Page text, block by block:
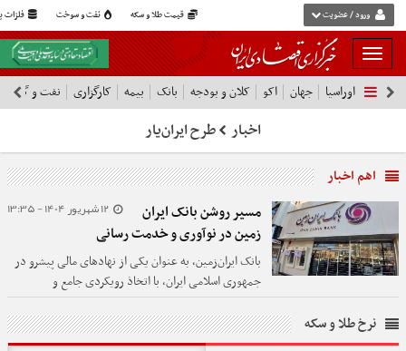
قیمت طلا و سکه نفت و سوخت فلزات ورود / عضویت
بار
و
بسته
نمودن
اوراسیا جهان اکو کلان و بودجه بانک بیمه کارگزاری نفت و گاز
اخبار طرح ایران‌یار
اهم اخبار
12 شهریور 1404 - 13:35
مسیر روشن بانک ایران‌
زمین در نوآوری و خدمت رسانی
بانک ایران‌زمین، به عنوان یکی از نهادهای مالی پیشرو در
جمهوری اسلامی ایران، با اتخاذ رویکردی جامع و
چندوجهی، مسیری روشن را در راستای نوآوری، توسعه
پایدار و خدمت‌رسانی بی‌وقفه به آحاد جامعه ترسیم نموده
است.
نرخ طلا و سکه